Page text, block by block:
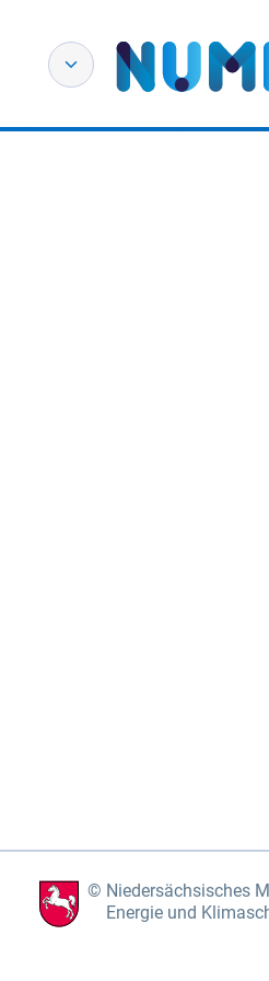
Niedersächsisches
Energie und